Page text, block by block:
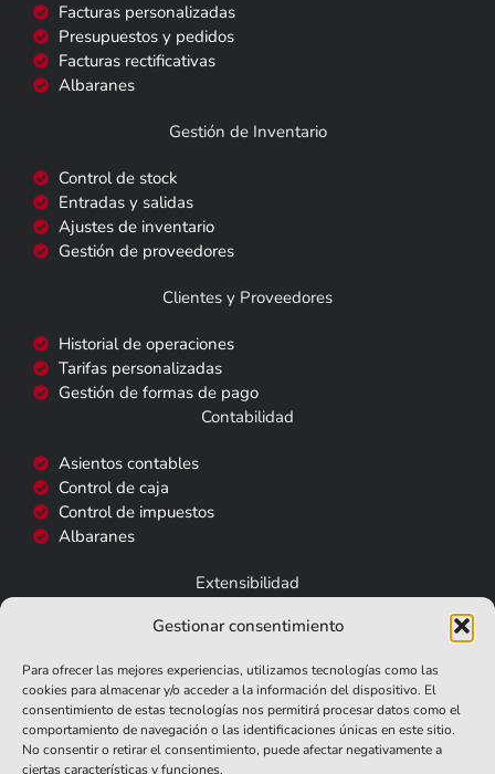
Gestionar consentimiento
Para ofrecer las mejores experiencias, utilizamos tecnologías como las
cookies para almacenar y/o acceder a la información del dispositivo. El
consentimiento de estas tecnologías nos permitirá procesar datos como el
comportamiento de navegación o las identificaciones únicas en este sitio.
No consentir o retirar el consentimiento, puede afectar negativamente a
ciertas características y funciones.
Facturas personalizadas
Presupuestos y pedidos
Facturas rectificativas
Albaranes
Gestión de Inventario
Control de stock
Entradas y salidas
Ajustes de inventario
Gestión de proveedores
Clientes y Proveedores
Historial de operaciones
Tarifas personalizadas
Gestión de formas de pago
Contabilidad
Asientos contables
Control de caja
Control de impuestos
Albaranes
Extensibilidad
TicketBAI
TPV
Informes y Listados